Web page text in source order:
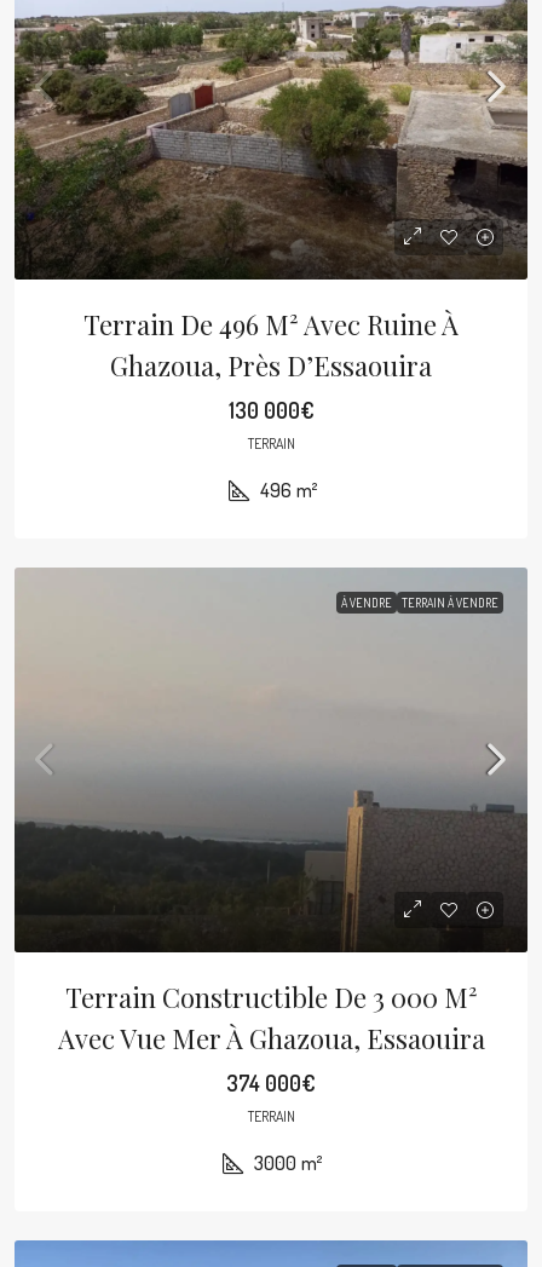
Terrain De 496 M² Avec Ruine À
Ghazoua, Près D’Essaouira
130 000€
TERRAIN
496 m²
À VENDRE TERRAIN À VENDRE
Terrain Constructible De 3 000 M²
Avec Vue Mer À Ghazoua, Essaouira
374 000€
TERRAIN
3000 m²